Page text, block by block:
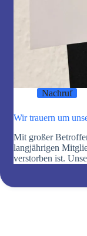
Nachruf
Wir trauern um
Mit großer
langjährigen
verstorben ist.